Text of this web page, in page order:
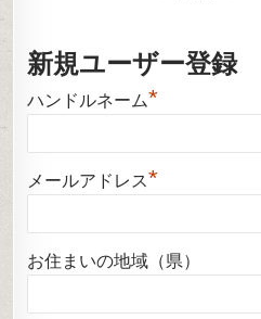
新規ユーザー登録
ハンドルネーム*
メールアドレス*
お住まいの地域（県）